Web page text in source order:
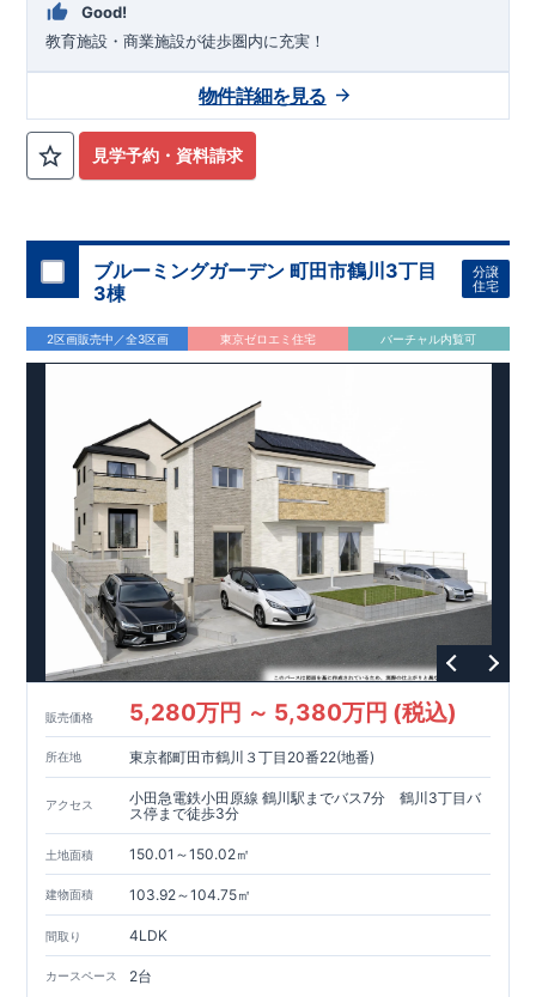
Good!
教育施設・商業施設が徒歩圏内に充実！
見学予約・資料請求
物件詳細を見る
ブルーミングガーデン 町田市鶴川3丁目
3棟
分譲
住宅
2区画販売中／全3区画 東京ゼロエミ住宅 バーチャル内覧可
販売価格 5,280万円 ～ 5,380万円 (税込)
所在地 東京都町田市鶴川３丁目20番22(地番)
アクセス
小田急電鉄小田原線 鶴川駅までバス7分 鶴川3丁目バ
ス停まで徒歩3分
土地面積 150.01～150.02㎡
建物面積 103.92～104.75㎡
間取り 4LDK
カースペース 2台